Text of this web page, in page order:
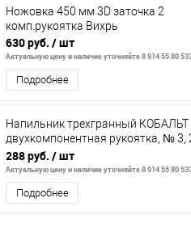
Ножовка 450 мм 3D заточка 2
комп.рукоятка Вихрь
630 руб. / шт
Актуальную цену и наличие уточняйте 8 914 55 80
Подробнее
Напильник трехгранный КОБАЛЬТ
двухкомпонентная рукоятка, №
подвес
288 руб. / шт
Актуальную цену и наличие уточняйте 8 914 55 80
Подробнее